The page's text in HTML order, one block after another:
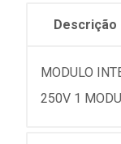
Descrição
MODULO
250V 1